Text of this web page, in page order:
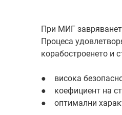
При МИГ
Процеса
корабостроенето и
● висока
● коефициент на
● оптимални